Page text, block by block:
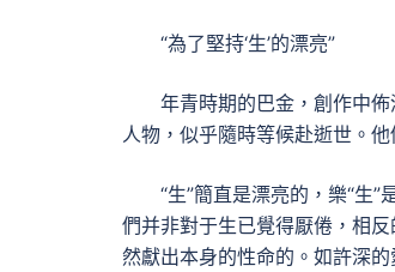
“為了堅持‘生’的漂亮”
年青時期的巴金，創作中
人物，似乎隨時等候赴逝世。
“生”簡直是漂亮的，樂“生
們并非對于生已覺得厭倦，相
然獻出本身的性命的。如許深